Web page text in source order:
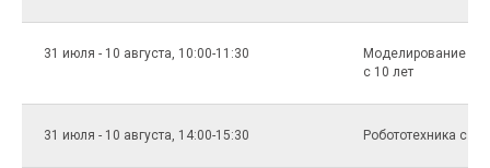
31 июля - 10 августа, 10:00-11:30
Моделирование и
c 10 лет
31 июля - 10 августа, 14:00-15:30 Робототехника с 10